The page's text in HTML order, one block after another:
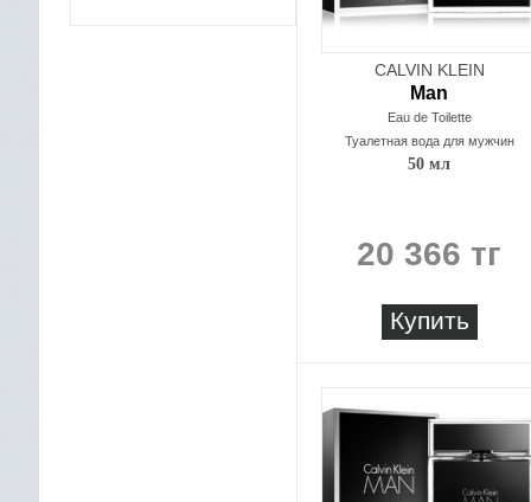
CALVIN KLEIN
Man
Eau de Toilette
Туалетная вода для мужчин
50 мл
20 366 тг
Купить